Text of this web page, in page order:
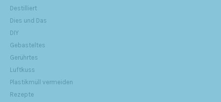
Destilliert
Dies und Das
DIY
Gebasteltes
Gerührtes
Luftkuss
Plastikmüll vermeiden
Rezepte